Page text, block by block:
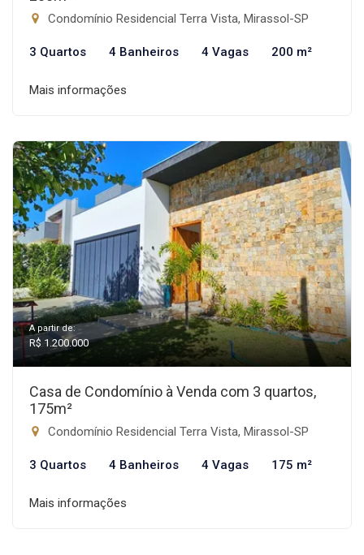
Condomínio Residencial Terra Vista, Mirassol-SP
3 Quartos 4 Banheiros 4 Vagas 200 m²
Mais informações
A partir de:
R$ 1.200.000
Casa de Condomínio à Venda com 3 quartos,
175m²
Condomínio Residencial Terra Vista, Mirassol-SP
3 Quartos 4 Banheiros 4 Vagas 175 m²
Mais informações